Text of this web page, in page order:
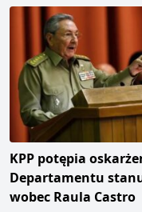
KPP potępia
Departamentu
wobec Raula Castro